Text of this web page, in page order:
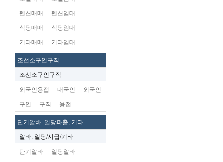
펜션매매 펜션임대
식당매매 식당임대
기타매매 기타임대
조선소구인구직
조선소구인구직
외국인용접 내국인 외국인
구인 구직 용접
단기알바. 일당파출, 기타
알바: 일당/시급/기타
단기알바 일당알바